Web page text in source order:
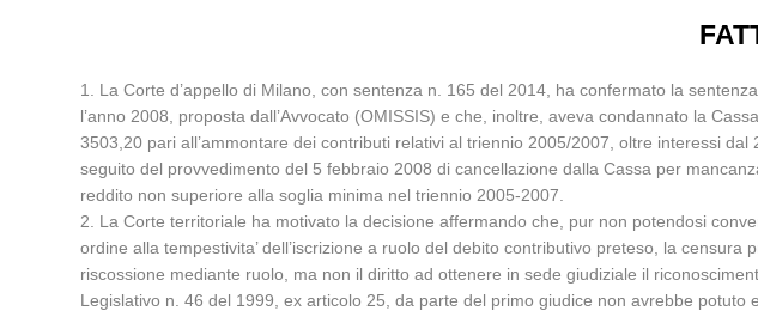
1. La Corte d’appello di Milano, con sentenza n. 165 del 2014, ha confermato la
l’anno 2008, proposta dall’Avvocato (OMISSIS) e che, inoltre, aveva condannato la
3503,20 pari all’ammontare dei contributi relativi al triennio 2005/2007, oltre interessi
seguito del provvedimento del 5 febbraio 2008 di cancellazione dalla Cassa per
reddito non superiore alla soglia minima nel triennio 2005-2007.
2. La Corte territoriale ha motivato la decisione affermando che, pur non potendosi
ordine alla tempestivita’ dell’iscrizione a ruolo del debito contributivo preteso, la
riscossione mediante ruolo, ma non il diritto ad ottenere in sede giudiziale il
Legislativo n. 46 del 1999, ex articolo 25, da parte del primo giudice non avrebbe